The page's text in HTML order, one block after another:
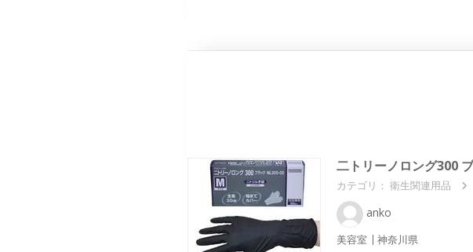
二トリーノロング300
カテゴリ： 衛生関連用品
anko
美容室
神奈川県